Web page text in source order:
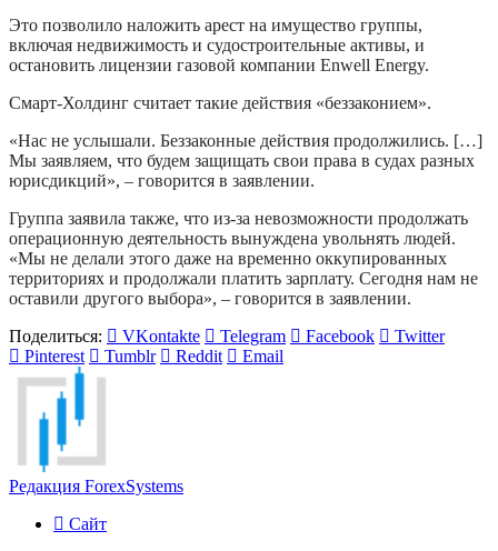
Это позволило наложить арест на имущество группы,
включая недвижимость и судостроительные активы, и
остановить лицензии газовой компании Enwell Energy.
Смарт-Холдинг считает такие действия «беззаконием».
«Нас не услышали. Беззаконные действия продолжились. […]
Мы заявляем, что будем защищать свои права в судах разных
юрисдикций», – говорится в заявлении.
Группа заявила также, что из-за невозможности продолжать
операционную деятельность вынуждена увольнять людей.
«Мы не делали этого даже на временно оккупированных
территориях и продолжали платить зарплату. Сегодня нам не
оставили другого выбора», – говорится в заявлении.
Поделиться:
VKontakte Telegram Facebook
Twitter
Pinterest
Tumblr Reddit Email
Редакция ForexSystems
Сайт